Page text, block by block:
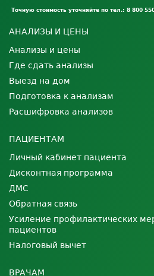
Точную стоимость уточняйте по тел.: 8 800
АНАЛИЗЫ И ЦЕНЫ
Анализы и цены
Где сдать анализы
Выезд на дом
Подготовка к анализам
Расшифровка анализов
ПАЦИЕНТАМ
Личный кабинет пациента
Дисконтная программа
ДМС
Обратная связь
Усиление профилактических
пациентов
Налоговый вычет
ВРАЧАМ